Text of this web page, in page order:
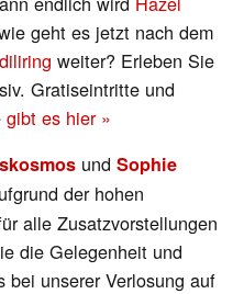
geht es jetzt nach dem
weiter? Erleben Sie
Gratiseintritte und
gibt es hier »
undSophie
der hohen
alle Zusatzvorstellungen
die Gelegenheit und
unserer Verlosung auf